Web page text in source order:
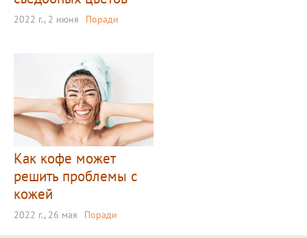
2022 г., 2 июня Поради
Как кофе может
решить проблемы с
кожей
2022 г., 26 мая Поради